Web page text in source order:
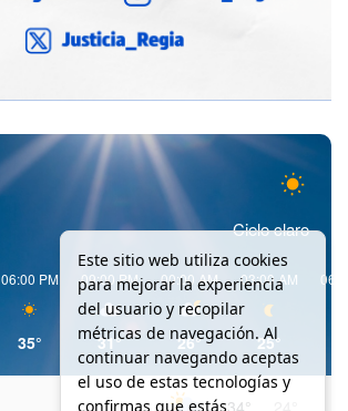
Cielo claro
06:00 PM
35°
09:00 PM
31°
00:00 AM
26°
03:00 AM
25°
34°
Este sitio web utiliza cookies
para mejorar la experiencia
del usuario y recopilar
métricas de navegación. Al
continuar navegando aceptas
el uso de estas tecnologías y
confirmas que estás